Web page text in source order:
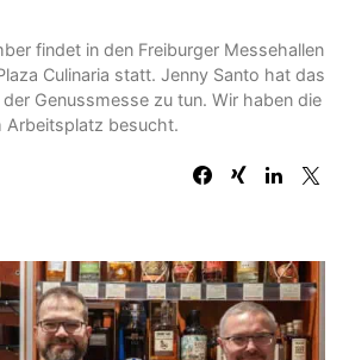
findet in den Freiburger Messehallen
Culinaria statt. Jenny Santo hat das
Genussmesse zu tun. Wir haben die
Arbeitsplatz besucht.